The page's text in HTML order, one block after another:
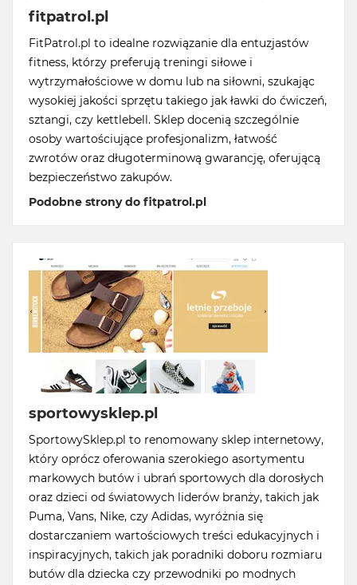
fitpatrol.pl
FitPatrol.pl to idealne rozwiązanie dla entuzjastów
fitness, którzy preferują treningi siłowe i
wytrzymałościowe w domu lub na siłowni, szukając
wysokiej jakości sprzętu takiego jak ławki do ćwiczeń,
sztangi, czy kettlebell. Sklep docenią szczególnie
osoby wartościujące profesjonalizm, łatwość
zwrotów oraz długoterminową gwarancję, oferującą
bezpieczeństwo zakupów.
Podobne strony do fitpatrol.pl
sportowysklep.pl
SportowySklep.pl to renomowany sklep internetowy,
który oprócz oferowania szerokiego asortymentu
markowych butów i ubrań sportowych dla dorosłych
oraz dzieci od światowych liderów branży, takich jak
Puma, Vans, Nike, czy Adidas, wyróżnia się
dostarczaniem wartościowych treści edukacyjnych i
inspiracyjnych, takich jak poradniki doboru rozmiaru
butów dla dziecka czy przewodniki po modnych